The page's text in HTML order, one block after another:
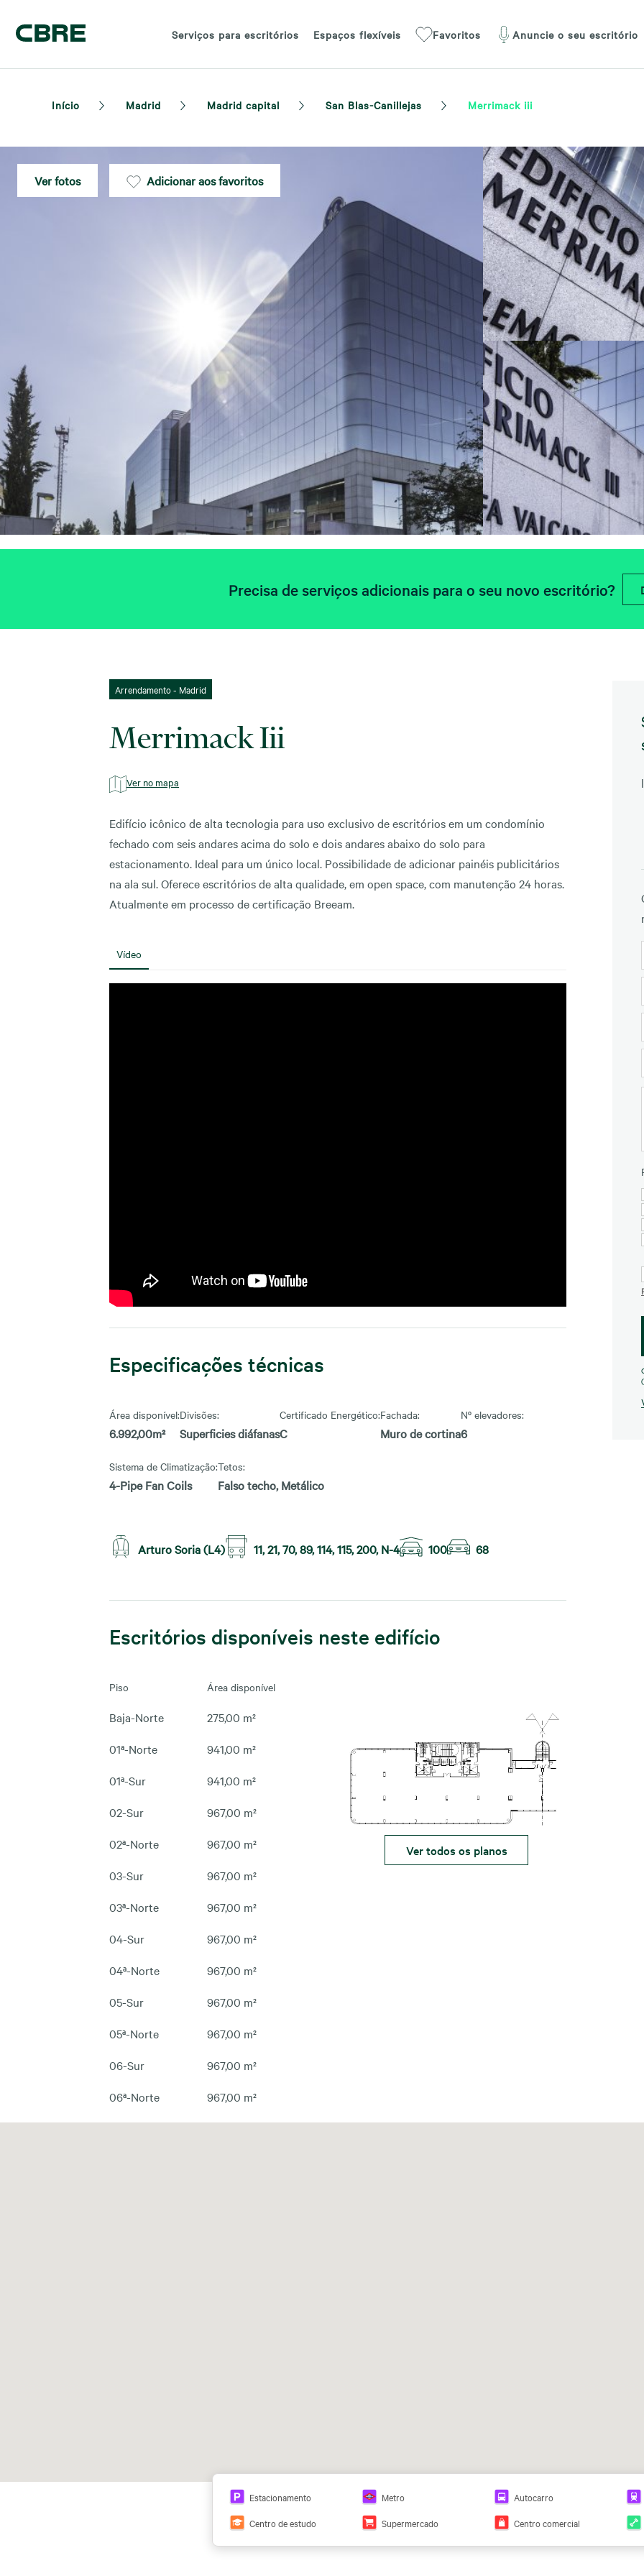
Serviços para escritórios Espaços flexíveis Favoritos Anuncie o seu escritório
Início Madrid Madrid capital San Blas-Canillejas Merrimack iii
Ver fotos Adicionar aos favoritos
Precisa de serviços adicionais para o seu novo escritório?
Arrendamento - Madrid
Merrimack Iii
Ver no mapa
Edifício icônico de alta tecnologia para uso exclusivo de escritórios em um condomínio
fechado com seis andares acima do solo e dois andares abaixo do solo para
estacionamento. Ideal para um único local. Possibilidade de adicionar painéis publicitários
na ala sul. Oferece escritórios de alta qualidade, em open space, com manutenção 24 horas.
Atualmente em processo de certificação Breeam.
Vídeo
Especificações técnicas
Área disponível:
6.992,00m²
Divisões:
Superficies diáfanas
Certificado Energético:
C
Fachada:
Muro de cortina
Nº elevadores:
6
Sistema de Climatização:
4-Pipe Fan Coils
Tetos:
Falso techo, Metálico
Arturo Soria (L4) 11, 21, 70, 89, 114, 115, 200, N-4 100 68
Escritórios disponíveis neste edifício
Piso Área disponível
Baja-Norte
275,00 m²
01ª-Norte
941,00 m²
01ª-Sur
941,00 m²
02-Sur
967,00 m²
02ª-Norte
967,00 m²
03-Sur
967,00 m²
03ª-Norte
967,00 m²
04-Sur
967,00 m²
04ª-Norte
967,00 m²
05-Sur
967,00 m²
05ª-Norte
967,00 m²
06-Sur
967,00 m²
06ª-Norte
967,00 m²
Ver todos os planos
Estacionamento Metro Autocarro
Centro de estudo
Supermercado Centro comercial